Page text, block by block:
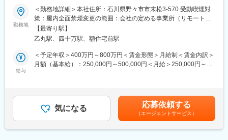
どこからでも勤務可能です。実際に隔月出社のペースで働いてい
る社員もいます。
※入社後1か月は社員を知る目的で出社を頂きます。
■当社について
名古屋大学・宇治原研究室の先端研究を基盤に生まれたスタート
アップ企業です。
わずかな実データからデジタルツインを作り、仮想実験で最適条
件を瞬時に導きます。
結果、開発期間は短縮、さらに高品質な製品開発につなげること
づくり拠点を構築するスタートアップです。創業以来、パイプラ
インと外部連携を拡大しており、R&D・事業開発・経営の「あい
だ」を担う新規ポジションを募集します。
■ポジション概要：
研究と事業をつなぐ現場に近い距離で、技術評価・協力関係検
討・新技術導入に横断的に関わるエントリー～ジュニア向けポジ
ションです。外部の研究者・企業・CDMO・ベンダーとの連携プ
い方を歓迎します。
7カ国以上のメンバーが集う国際チームで、海外との共同研究・技
術連携・事業連携が日常的に進んでいます。
勤務地
＜勤務地詳細＞本社住所：石川県野々市市末松3-570 受動喫煙対
策：屋内全面禁煙変更の範囲：会社の定める事業所（リモートワ
ーク含む）
【最寄り駅】
乙丸駅、四十万駅、額住宅前駅
給与
＜予定年収＞400万円～800万円＜賃金形態＞月給制＜賃金内訳＞
月額（基本給）：250,000円～500,000円＜月給＞250,000円～
す。月給(月額)は固定手当を含めた表記です。
気になる 応募依頼する
（エージェントサービス）